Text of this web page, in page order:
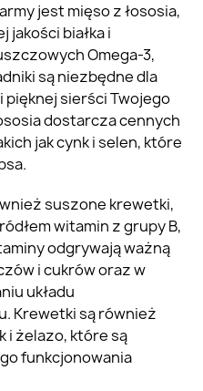
jest mięso z łososia,
jakości białka i
Omega-3,
są niezbędne dla
sierści Twojego
dostarcza cennych
jak cynk i selen, które
suszone krewetki,
witamin z grupy B,
odgrywają ważną
i cukrów oraz w
układu
Krewetki są również
i żelazo, które są
funkcjonowania